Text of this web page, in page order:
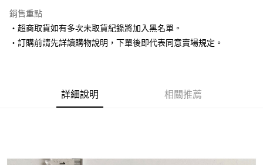
Apple Pay
街口支付
便利好安心！
銷售重點
‧超商取貨如有多次未取貨紀錄將加入黑名單。
‧訂購前請先詳讀購物說明，下單後即代表同意賣場規定。
詳細說明 相關推薦